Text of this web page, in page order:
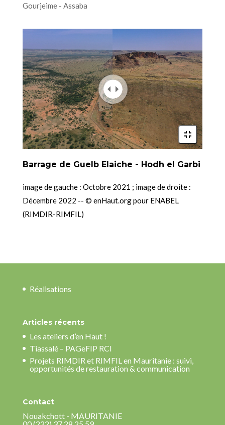
Gourjeime - Assaba
Barrage de Guelb Elaiche - Hodh el Garbi
image de gauche : Octobre 2021 ; image de droite :
Décembre 2022 -- © enHaut.org pour ENABEL
(RIMDIR-RIMFIL)
Réalisations
Articles récents
Les ateliers d’en Haut !
Tiassalé – PAGeFIP RCI
Projets RIMDIR et RIMFIL en Mauritanie : suivi,
opportunités de restauration & communication
Contact
Nouakchott - MAURITANIE